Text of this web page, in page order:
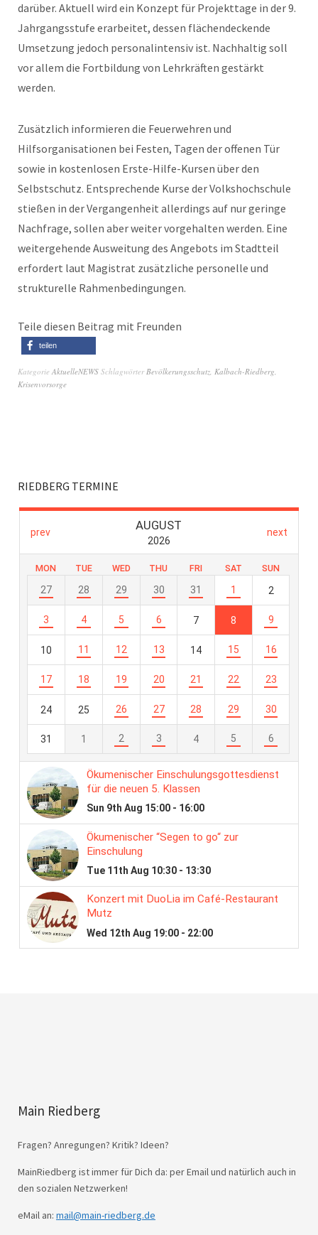
darüber. Aktuell wird ein Konzept für Projekttage in der 9.
Jahrgangsstufe erarbeitet, dessen flächendeckende
Umsetzung jedoch personalintensiv ist. Nachhaltig soll
vor allem die Fortbildung von Lehrkräften gestärkt
werden.
Zusätzlich informieren die Feuerwehren und
Hilfsorganisationen bei Festen, Tagen der offenen Tür
sowie in kostenlosen Erste-Hilfe-Kursen über den
Selbstschutz. Entsprechende Kurse der Volkshochschule
stießen in der Vergangenheit allerdings auf nur geringe
Nachfrage, sollen aber weiter vorgehalten werden. Eine
weitergehende Ausweitung des Angebots im Stadtteil
erfordert laut Magistrat zusätzliche personelle und
strukturelle Rahmenbedingungen.
Teile diesen Beitrag mit Freunden
teilen
Kategorie AktuelleNEWS Schlagwörter Bevölkerungsschutz Kalbach-Riedberg
Krisenvorsorge
RIEDBERG TERMINE
Main Riedberg
Fragen? Anregungen? Kritik? Ideen?
MainRiedberg ist immer für Dich da: per Email und natürlich auch in
den sozialen Netzwerken!
eMail an: mail@main-riedberg.de